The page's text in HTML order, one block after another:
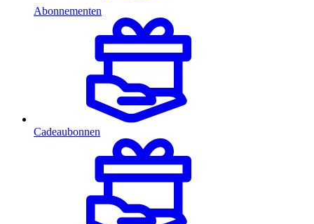
Abonnementen
Cadeaubonnen